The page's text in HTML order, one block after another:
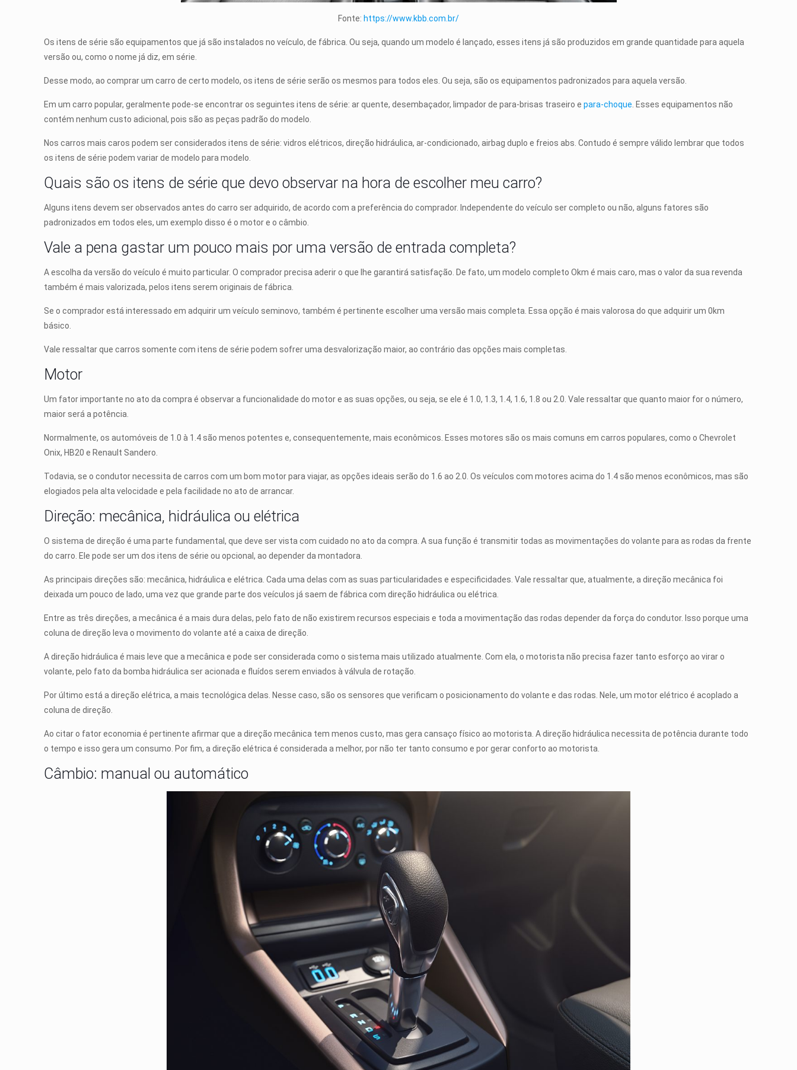
Fonte: https://www.kbb.com.br/
Os itens de série são equipamentos que já são instalados no veículo, de fábrica. Ou seja, quando um modelo é lançado, esses itens já são produzidos em grande quantidade para aquela
versão ou, como o nome já diz, em série.
Desse modo, ao comprar um carro de certo modelo, os itens de série serão os mesmos para todos eles. Ou seja, são os equipamentos padronizados para aquela versão.
Em um carro popular, geralmente pode-se encontrar os seguintes itens de série: ar quente, desembaçador, limpador de para-brisas traseiro epara-choque. Esses equipamentos não
contém nenhum custo adicional, pois são as peças padrão do modelo.
Nos carros mais caros podem ser considerados itens de série: vidros elétricos, direção hidráulica, ar-condicionado, airbag duplo e freios abs. Contudo é sempre válido lembrar que todos
os itens de série podem variar de modelo para modelo.
Quais são os itens de série que devo observar na hora de escolher meu carro?
Alguns itens devem ser observados antes do carro ser adquirido, de acordo com a preferência do comprador. Independente do veículo ser completo ou não, alguns fatores são
padronizados em todos eles, um exemplo disso é o motor e o câmbio.
Vale a pena gastar um pouco mais por uma versão de entrada completa?
A escolha da versão do veículo é muito particular. O comprador precisa aderir o que lhe garantirá satisfação. De fato, um modelo completo Okm é mais caro, mas o valor da sua revenda
também é mais valorizada, pelos itens serem originais de fábrica.
Se o comprador está interessado em adquirir um veículo seminovo, também é pertinente escolher uma versão mais completa. Essa opção é mais valorosa do que adquirir um 0km
básico.
Vale ressaltar que carros somente com itens de série podem sofrer uma desvalorização maior, ao contrário das opções mais completas.
Motor
Um fator importante no ato da compra é observar a funcionalidade do motor e as suas opções, ou seja, se ele é 1.0, 1.3, 1.4, 1.6, 1.8 ou 2.0. Vale ressaltar que quanto maior for o número,
maior será a potência.
Normalmente, os automóveis de 1.0 à 1.4 são menos potentes e, consequentemente, mais econômicos. Esses motores são os mais comuns em carros populares, como o Chevrolet
Onix, HB20 e Renault Sandero.
Todavia, se o condutor necessita de carros com um bom motor para viajar, as opções ideais serão do 1.6 ao 2.0. Os veículos com motores acima do 1.4 são menos econômicos, mas são
elogiados pela alta velocidade e pela facilidade no ato de arrancar.
Direção: mecânica, hidráulica ou elétrica
O sistema de direção é uma parte fundamental, que deve ser vista com cuidado no ato da compra. A sua função é transmitir todas as movimentações do volante para as rodas da frente
do carro. Ele pode ser um dos itens de série ou opcional, ao depender da montadora.
As principais direções são: mecânica, hidráulica e elétrica. Cada uma delas com as suas particularidades e especificidades. Vale ressaltar que, atualmente, a direção mecânica foi
deixada um pouco de lado, uma vez que grande parte dos veículos já saem de fábrica com direção hidráulica ou elétrica.
Entre as três direções, a mecânica é a mais dura delas, pelo fato de não existirem recursos especiais e toda a movimentação das rodas depender da força do condutor. Isso porque uma
coluna de direção leva o movimento do volante até a caixa de direção.
A direção hidráulica é mais leve que a mecânica e pode ser considerada como o sistema mais utilizado atualmente. Com ela, o motorista não precisa fazer tanto esforço ao virar o
volante, pelo fato da bomba hidráulica ser acionada e fluídos serem enviados à válvula de rotação.
Por último está a direção elétrica, a mais tecnológica delas. Nesse caso, são os sensores que verificam o posicionamento do volante e das rodas. Nele, um motor elétrico é acoplado a
coluna de direção.
Ao citar o fator economia é pertinente afirmar que a direção mecânica tem menos custo, mas gera cansaço físico ao motorista. A direção hidráulica necessita de potência durante todo
o tempo e isso gera um consumo. Por fim, a direção elétrica é considerada a melhor, por não ter tanto consumo e por gerar conforto ao motorista.
Câmbio: manual ou automático